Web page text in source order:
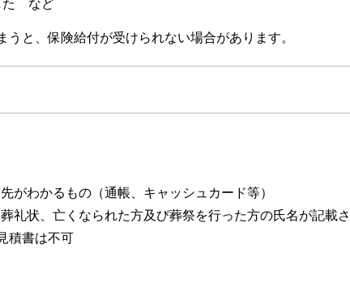
た など
と、保険給付が受けられない場合があります。
がわかるもの（通帳、キャッシュカード等）
礼状、亡くなられた方及び葬祭を行った方の氏名が記載
積書は不可